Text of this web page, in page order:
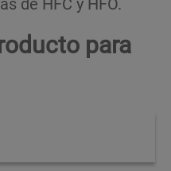
para